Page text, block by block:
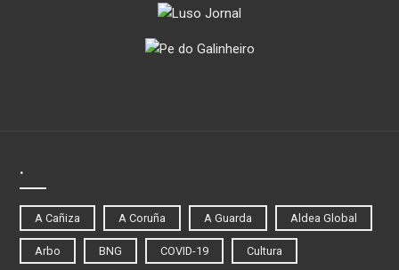
.
A Cañiza A Coruña A Guarda Aldea Global
Arbo BNG COVID-19 Cultura